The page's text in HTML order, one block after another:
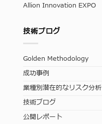
Allion Innovation EXPO
技術ブログ
Golden Methodology
成功事例
業種別潜在的なリスク分析
技術ブログ
公開レポート